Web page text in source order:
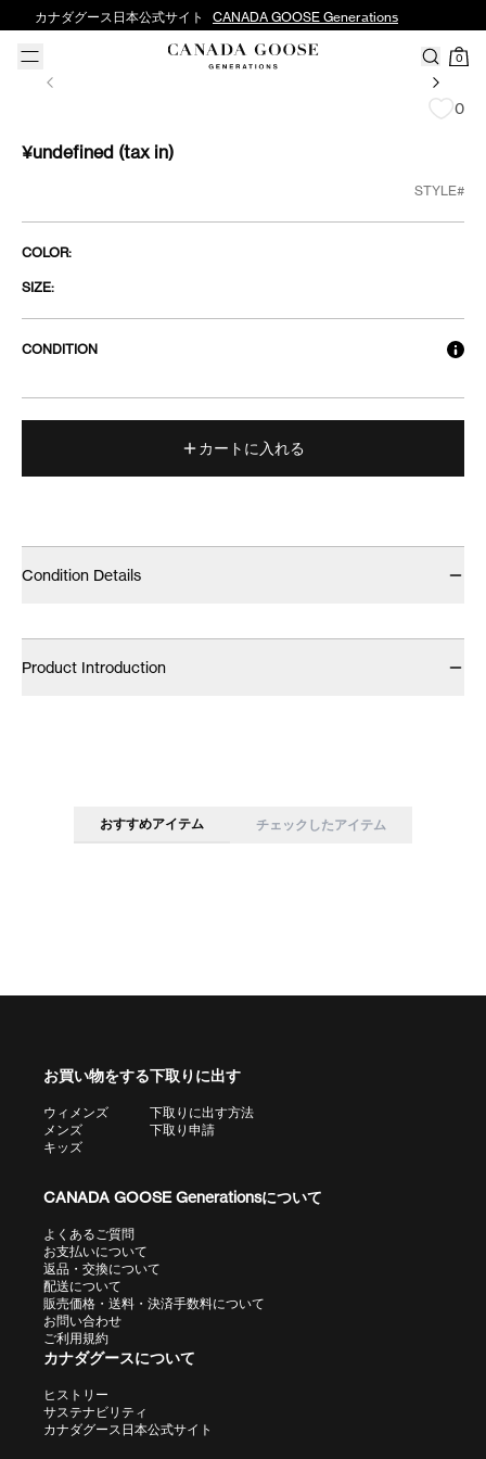
カナダグース日本公式サイト CANADA GOOSE Generations
0
0
¥undefined (tax in)
STYLE#
COLOR:
SIZE:
CONDITION
カートに入れる
Condition Details
Product Introduction
おすすめアイテム チェックしたアイテム
お買い物をする
ウィメンズ
メンズ
キッズ
下取りに出す
下取りに出す方法
下取り申請
CANADA GOOSE Generationsについて
よくあるご質問
お支払いについて
返品・交換について
配送について
販売価格・送料・決済手数料について
お問い合わせ
ご利用規約
カナダグースについて
ヒストリー
サステナビリティ
カナダグース日本公式サイト